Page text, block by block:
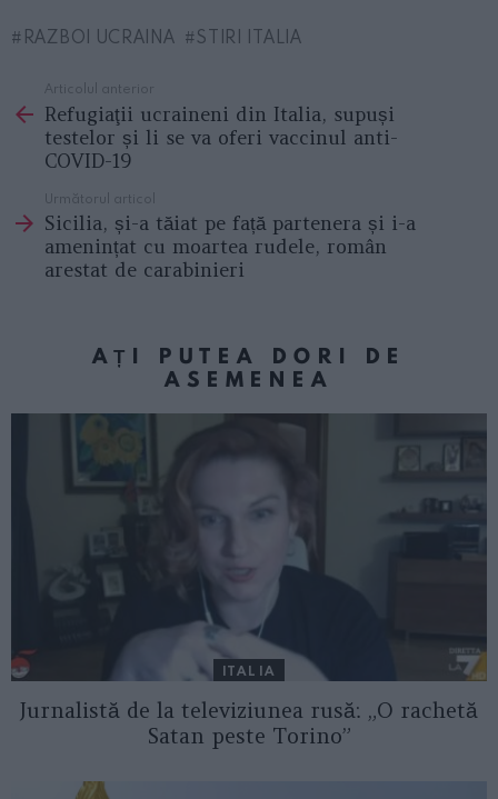
RAZBOI UCRAINA STIRI ITALIA
more
Articolul anterior
Refugiaţii ucraineni din Italia, supuși
testelor și li se va oferi vaccinul anti-
COVID-19
Următorul articol
Sicilia, și-a tăiat pe față partenera și i-a
amenințat cu moartea rudele, român
arestat de carabinieri
AȚI PUTEA DORI DE
ASEMENEA
ITALIA
Jurnalistă de la televiziunea rusă: „O rachetă
Satan peste Torino”